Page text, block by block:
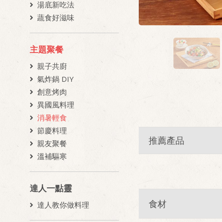
湯底新吃法
蔬食好滋味
主題聚餐
親子共廚
氣炸鍋 DIY
創意烤肉
異國風料理
消暑輕食
節慶料理
親友聚餐
溫補驅寒
達人一點靈
達人教你做料理
推薦產品
食材